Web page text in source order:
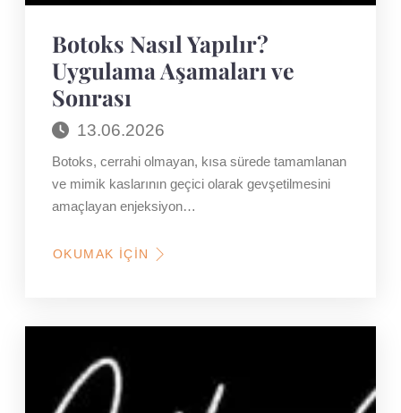
Botoks Nasıl Yapılır?
Uygulama Aşamaları ve
Sonrası
13.06.2026
Botoks, cerrahi olmayan, kısa sürede tamamlanan
ve mimik kaslarının geçici olarak gevşetilmesini
amaçlayan enjeksiyon…
OKUMAK İÇIN
HAKKINDA
AŞAMALARI
SONRASI